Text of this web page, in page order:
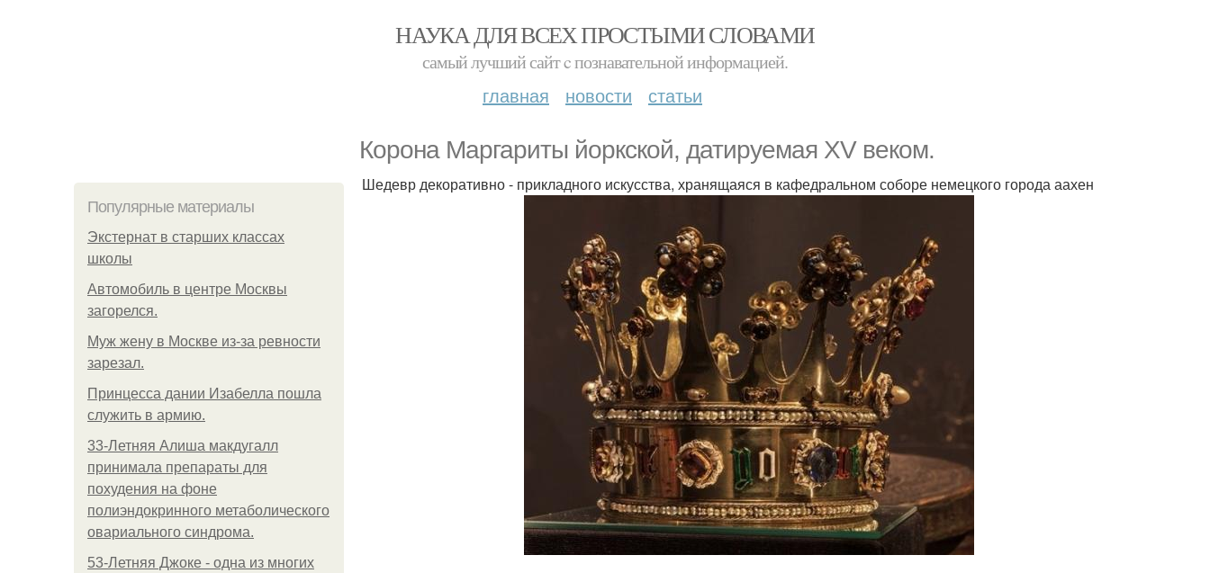
НАУКА ДЛЯ ВСЕХ ПРОСТЫМИ СЛОВАМИ
самый лучший сайт c познавательной информацией.
главная новости статьи
Корона Маргариты йоркской, датируемая XV веком.
Популярные материалы
Экстернат в старших классах
школы
Автомобиль в центре Москвы
загорелся.
Mуж жену в Москве из-за ревности
зарезал.
Принцесса дании Изабелла пошла
служить в армию.
33-Летняя Алиша макдугалл
принимала препараты для
похудения на фоне
полиэндокринного метаболического
овариального синдрома.
53-Летняя Джоке - одна из многих
Шедевр декоративно - прикладного искусства, хранящаяся в кафедральном соборе немецкого города аахен